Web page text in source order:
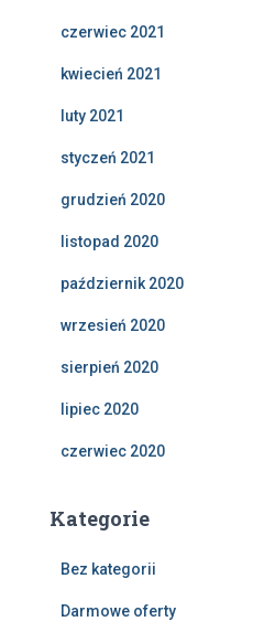
czerwiec 2021
kwiecień 2021
luty 2021
styczeń 2021
grudzień 2020
listopad 2020
październik 2020
wrzesień 2020
sierpień 2020
lipiec 2020
czerwiec 2020
Kategorie
Bez kategorii
Darmowe oferty